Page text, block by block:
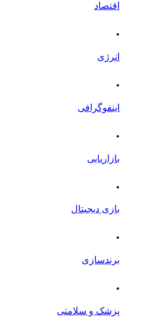
اقتصاد
.
انرژی
.
اینفوگرافی
.
بازاریابی
.
بازی دیجیتال
.
برندسازی
.
پزشک و سلامتی